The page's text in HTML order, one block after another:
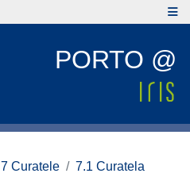
PORTO @
7 Curatele 7.1 Curatela